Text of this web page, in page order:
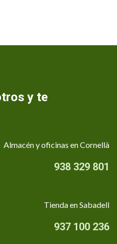
y te
Almacén y oficinas en Cornellà
938 329 801
Tienda en Sabadell
937 100 236